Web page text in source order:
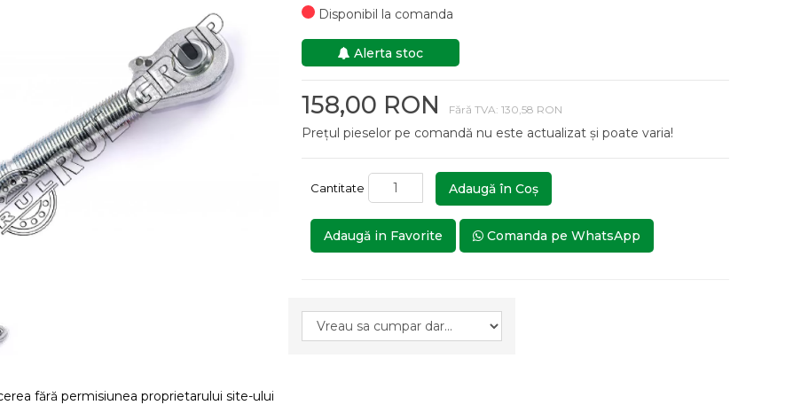
fără permisiunea proprietarului site-ului
Disponibil la comanda
Alerta stoc
158,00 RON Fără TVA: 130,58 RON
Prețul pieselor pe comandă nu este actualizat și poate varia!
Cantitate Adaugă în Coş
Adaugă in Favorite Comanda pe WhatsApp